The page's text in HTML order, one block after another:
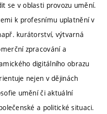
se v oblasti provozu umění.
k profesnímu uplatnění v
kurátorství, výtvarná
zpracování a
digitálního obrazu
nejen v dějinách
umění či aktuální
a politické situaci.